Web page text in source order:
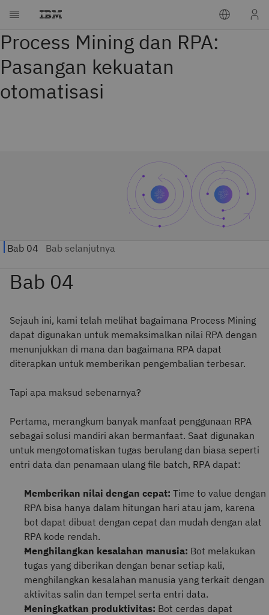
Process Mining dan RPA:
Pasangan kekuatan
otomatisasi
Sejauh ini, kami telah melihat bagaimana Process Mining
dapat digunakan untuk memaksimalkan nilai RPA dengan
menunjukkan di mana dan bagaimana RPA dapat
diterapkan untuk memberikan pengembalian terbesar.
Tapi apa maksud sebenarnya?
Pertama, merangkum banyak manfaat penggunaan RPA
sebagai solusi mandiri akan bermanfaat. Saat digunakan
untuk mengotomatiskan tugas berulang dan biasa seperti
entri data dan penamaan ulang file batch, RPA dapat:
Memberikan nilai dengan cepat: Time to value dengan
RPA bisa hanya dalam hitungan hari atau jam, karena
bot dapat dibuat dengan cepat dan mudah dengan alat
RPA kode rendah.
Menghilangkan kesalahan manusia: Bot melakukan
tugas yang diberikan dengan benar setiap kali,
menghilangkan kesalahan manusia yang terkait dengan
aktivitas salin dan tempel serta entri data.
Meningkatkan produktivitas: Bot cerdas dapat